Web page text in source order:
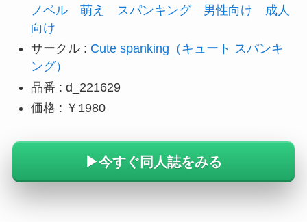
ノベル
萌え スパンキング 男性向け
成人
向け
サークル : Cute spanking（キュート スパンキ
ング）
品番 : d_221629
価格 : ￥1980
▶今すぐ同人誌をみる